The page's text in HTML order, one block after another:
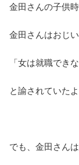
金田さんの子供
金田さんはおじい
「女は就職できな
と諭されていたよ
でも、金田さん